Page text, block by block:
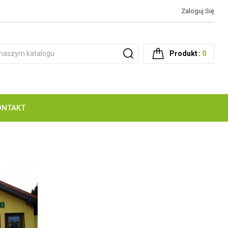
Zaloguj Się
Produkt 0